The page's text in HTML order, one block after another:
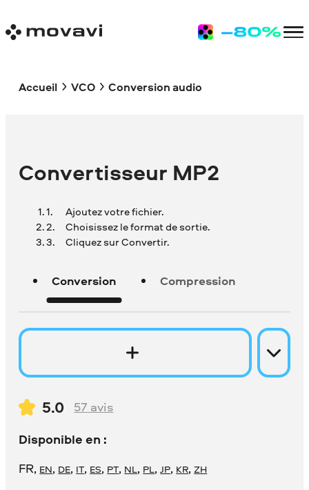
Accueil VCO Conversion audio
Convertisseur MP2
Ajoutez votre fichier.
Choisissez le format de sortie.
Cliquez sur Convertir.
Conversion Compression
5.0 57 avis
Disponible en :
FR, EN, DE, IT, ES, PT, NL, PL,JP, KR,ZH